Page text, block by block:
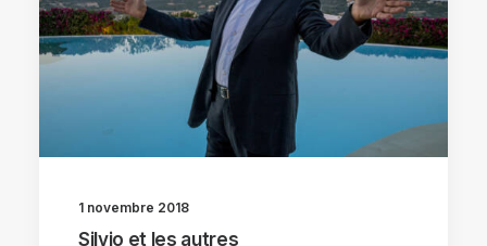
1 novembre 2018
Silvio et les autres